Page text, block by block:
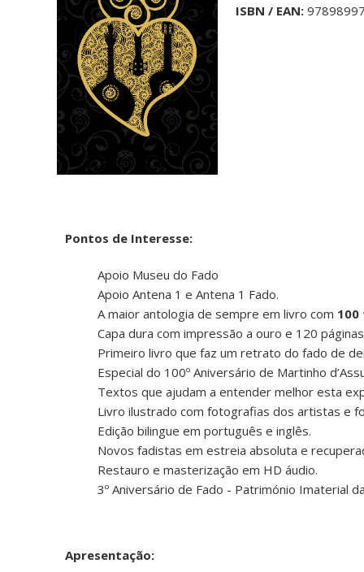
ISBN / EAN:
Pontos de Interesse:
Apoio Museu do Fado
Apoio Antena 1 e Antena 1 Fado.
A maior antologia de sempre em livro com 100
Capa dura com impressão a ouro e 120
Primeiro livro que faz um retrato do fado de
Especial do 100º Aniversário de Martinho
Textos que ajudam a entender melhor esta
Livro ilustrado com fotografias dos artistas e
Edição bilingue em português e inglês.
Novos fadistas em estreia absoluta e
Restauro e masterização em HD áudio.
3º Aniversário de Fado - Património Imaterial
Apresentação: